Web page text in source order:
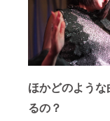
ほかどのよう
るの？